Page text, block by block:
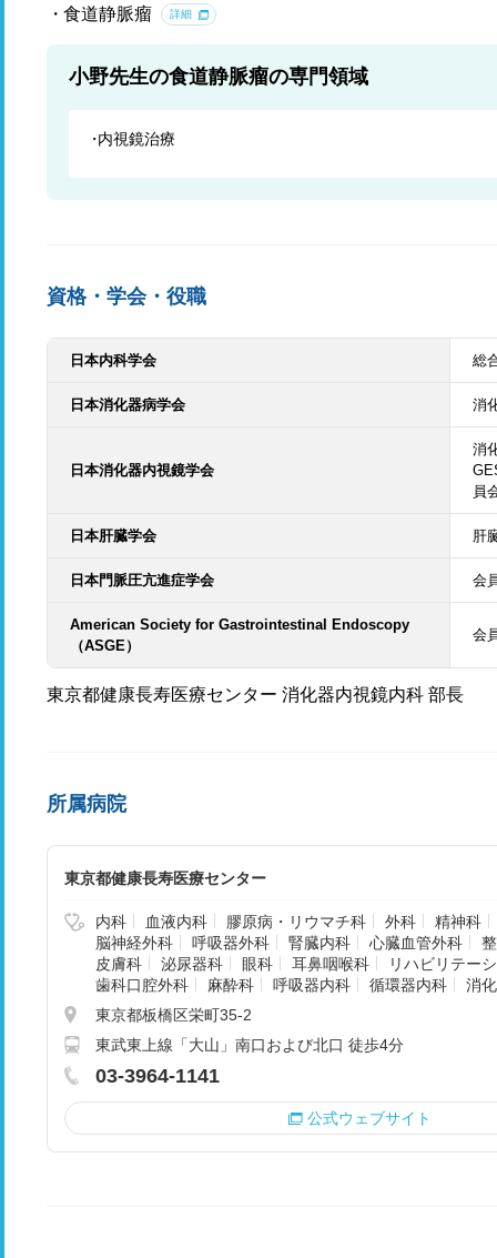
食道静脈瘤 詳細
小野先生の食道静脈瘤の専門領域
内視鏡治療
資格・学会・役職
日本内科学会 総
日本消化器病学会 消
日本消化器内視鏡学会
消
員
日本肝臓学会 肝
日本門脈圧亢進症学会 会
American Society for Gastrointestinal Endoscopy
（ASGE）
会
東京都健康長寿医療センター 消化器内視鏡内科 部長
所属病院
東京都健康長寿医療センター
内科 血液内科 膠原病・リウマチ科 外科
精神科
脳神経外科
呼吸器外科 腎臓内科 心臓血管外科
皮膚科
泌尿器科 眼科 耳鼻咽喉科
リハビリテー
歯科口腔外科
麻酔科 呼吸器内科 循環器内科
消
東京都板橋区栄町35-2
東武東上線「大山」南口および北口 徒歩4分
03-3964-1141
公式ウェブサイト